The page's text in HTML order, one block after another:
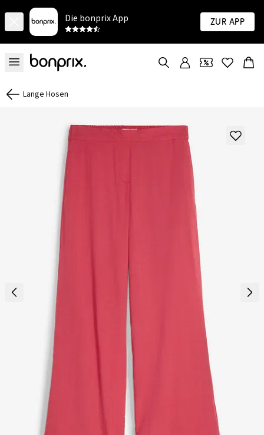
Die bonprix App Zur App
Lange Hosen